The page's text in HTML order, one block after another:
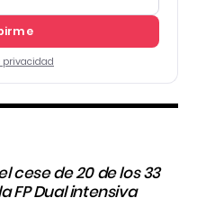
privacidad
cese de 20 de los 33
FP Dual intensiva